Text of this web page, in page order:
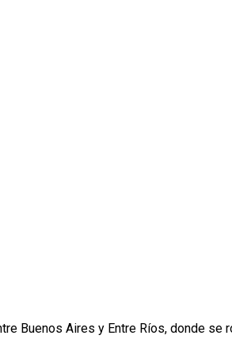
Buenos Aires y Entre Ríos, donde se